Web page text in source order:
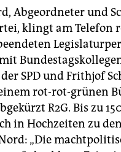
Abgeordneter und
klingt am Telefon
SPD und Frithjof
rot-rot-grünen
R2G. Bis zu
in Hochzeiten zu
„Die